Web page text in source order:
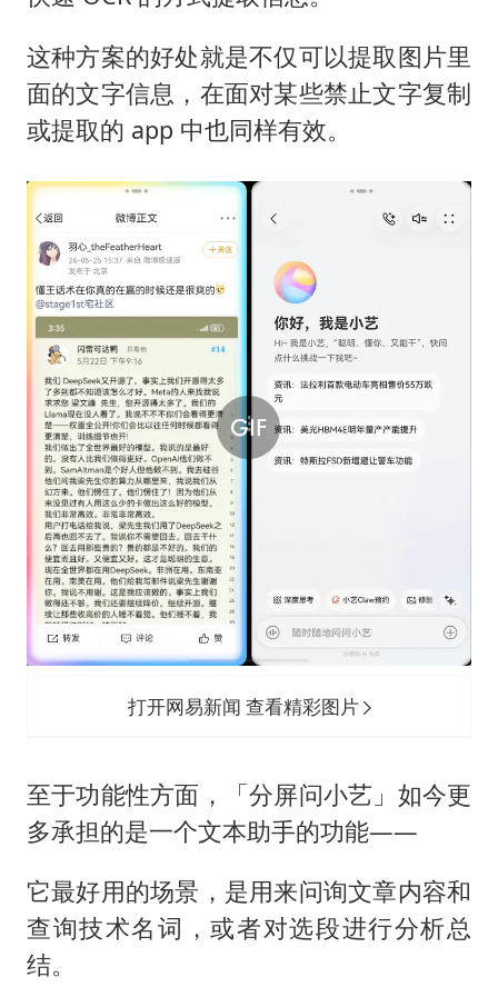
这种方案的好处就是不仅可以提取图片里
面的文字信息，在面对某些禁止文字复制
或提取的 app 中也同样有效。
打开网易新闻 查看精彩图片
至于功能性方面，「分屏问小艺」如今更
多承担的是一个文本助手的功能——
它最好用的场景，是用来问询文章内容和
查询技术名词，或者对选段进行分析总
结。